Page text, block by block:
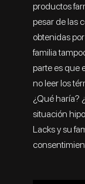
productos
pesar de las
obtenidas
familia
parte es que
no leer los
¿Qué haría?
situación
Lacks y su